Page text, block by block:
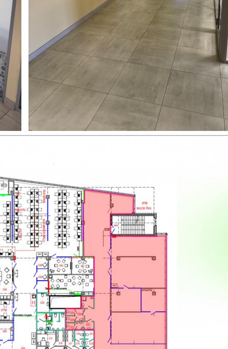
посредством проведения торгов на электронной площадке
Сбербанк-АСТ. Описание лота: Право на заключение
договора субаренды части нежилого помещения п...
468 (+2)
Навигация
Характеристики
О помещении
Где находится
Контакты
Другие объявления
Характеристики помещения
№ объявления
116096
Адрес
Морозова улица, д.89
Расположено
Отдельно стоящее здание
Этаж
3
Предлагается
Аренда
Желаемый / подходящий вид деятельности
Не указано
Назначение
Не указано
Размер площади (м2)
335
Цена за помещение
335 000 руб.
Цена за 1 кв. м
1 000 руб.
О помещении